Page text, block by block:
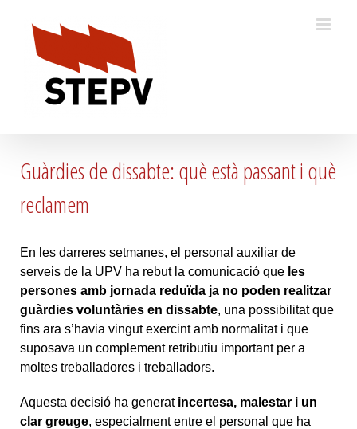
content
Guàrdies de dissabte: què està passant i què
reclamem
En les darreres setmanes, el personal auxiliar de
serveis de la UPV ha rebut la comunicació que les
persones amb jornada reduïda ja no poden realitzar
guàrdies voluntàries en dissabte, una possibilitat que
fins ara s’havia vingut exercint amb normalitat i que
suposava un complement retributiu important per a
moltes treballadores i treballadors.
Aquesta decisió ha generat incertesa, malestar i un
clar greuge, especialment entre el personal que ha